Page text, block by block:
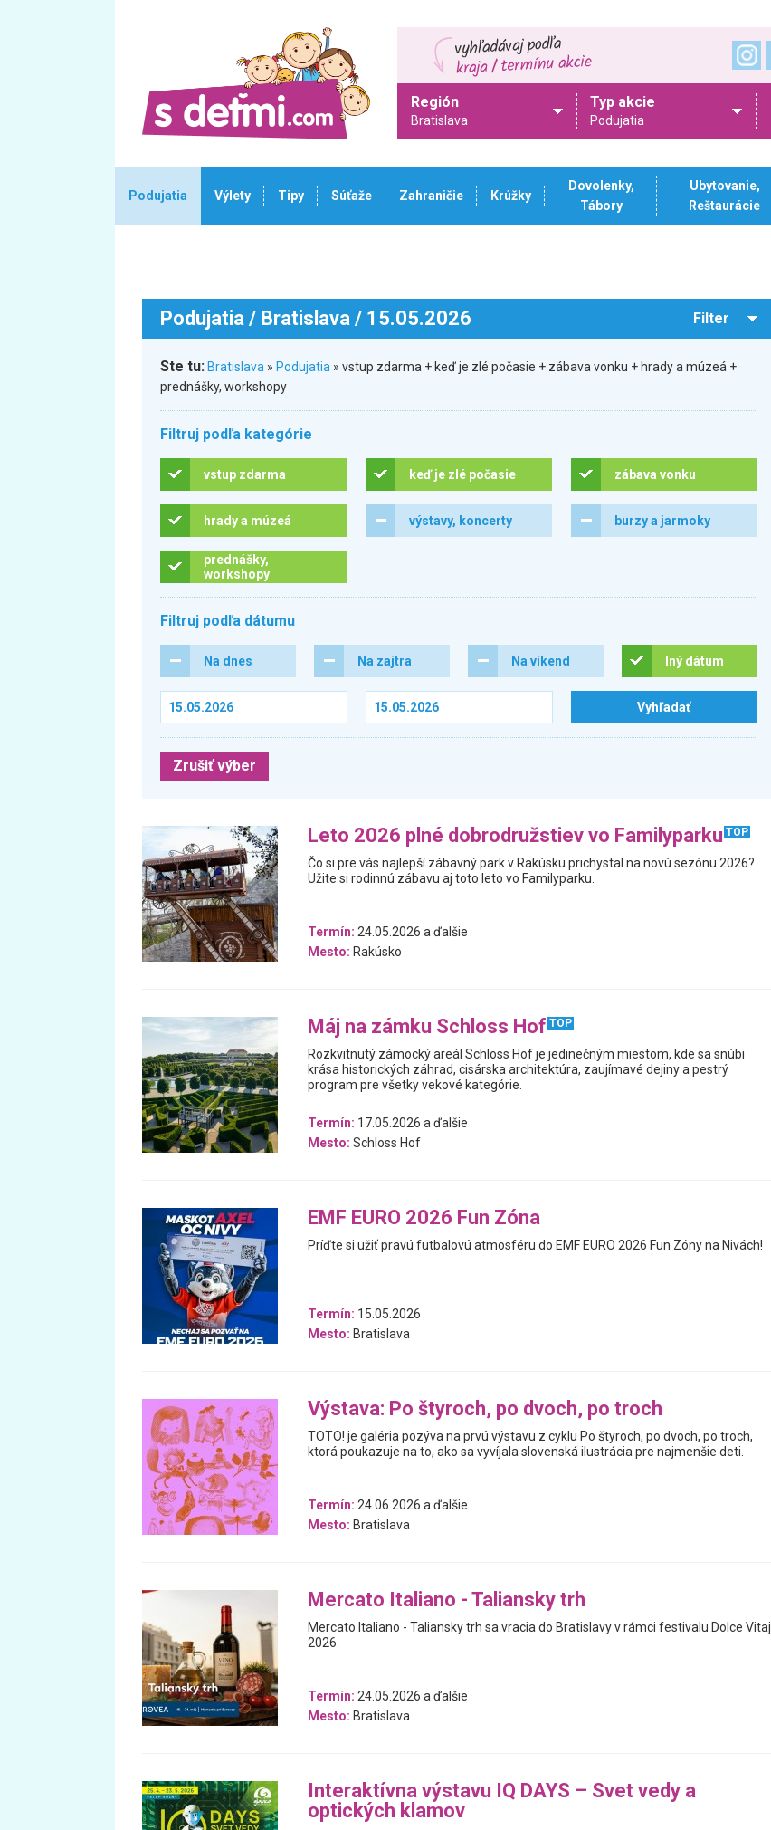
Región
Bratislava
Typ akcie
Podujatia
Podujatia Výlety Tipy Súťaže Zahraničie Krúžky
Dovolenky,
Tábory
Ubytovanie,
Reštaurácie
Podujatia / Bratislava / 15.05.2026 Filter
Ste tu: Bratislava » Podujatia » vstup zdarma + keď je zlé počasie + zábava vonku + hrady a múzeá +
prednášky, workshopy
Filtruj podľa kategórie
vstup zdarma keď je zlé počasie zábava vonku
hrady a múzeá výstavy, koncerty burzy a jarmoky
prednášky,
workshopy
Filtruj podľa dátumu
Na dnes Na zajtra Na víkend Iný dátum
Zrušiť výber
Leto 2026 plné dobrodružstiev vo Familyparku TOP
Čo si pre vás najlepší zábavný park v Rakúsku prichystal na novú sezónu 2026?
Užite si rodinnú zábavu aj toto leto vo Familyparku.
Termín: 24.05.2026 a ďalšie
Mesto: Rakúsko
Máj na zámku Schloss Hof TOP
Rozkvitnutý zámocký areál Schloss Hof je jedinečným miestom, kde sa snúbi
krása historických záhrad, cisárska architektúra, zaujímavé dejiny a pestrý
program pre všetky vekové kategórie.
Termín: 17.05.2026 a ďalšie
Mesto: Schloss Hof
EMF EURO 2026 Fun Zóna
Príďte si užiť pravú futbalovú atmosféru do EMF EURO 2026 Fun Zóny na Nivách!
Termín: 15.05.2026
Mesto: Bratislava
Výstava: Po štyroch, po dvoch, po troch
TOTO! je galéria pozýva na prvú výstavu z cyklu Po štyroch, po dvoch, po troch,
ktorá poukazuje na to, ako sa vyvíjala slovenská ilustrácia pre najmenšie deti.
Termín: 24.06.2026 a ďalšie
Mesto: Bratislava
Mercato Italiano - Taliansky trh
Mercato Italiano - Taliansky trh sa vracia do Bratislavy v rámci festivalu Dolce Vitaj
2026.
Termín: 24.05.2026 a ďalšie
Mesto: Bratislava
Interaktívna výstavu IQ DAYS – Svet vedy a
optických klamov